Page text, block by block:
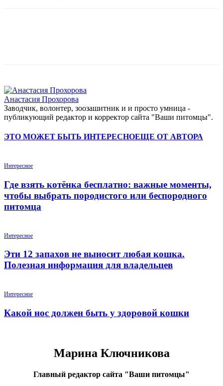
Анастасия Прохорова
Заводчик, волонтер, зоозашитник и и просто умница -
публикующий редактор и корректор сайта "Ваши питомцы".
ЭТО МОЖЕТ БЫТЬ ИНТЕРЕСНОЕЩЕ ОТ АВТОРА
Интересное
Где взять котёнка бесплатно: важные моменты,
чтобы выбрать породистого или беспородного
питомца
Интересное
Эти 12 запахов не выносит любая кошка.
Полезная информация для владельцев
Интересное
Какой нос должен быть у здоровой кошки
Марина Ключникова
Главный редактор сайта "Ваши питомцы"